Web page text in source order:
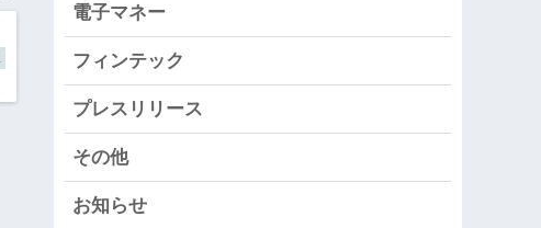
電子マネー
フィンテック
プレスリリース
その他
お知らせ